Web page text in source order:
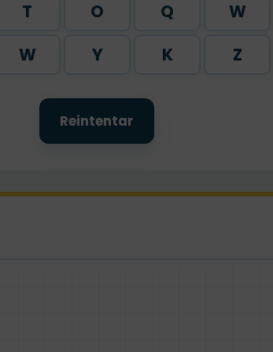
T O Q
W
W Y K Z
Reintentar